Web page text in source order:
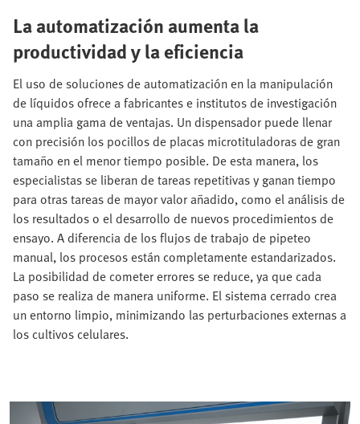
La automatización aumenta la
productividad y la eficiencia
El uso de soluciones de automatización en la manipulación
de líquidos ofrece a fabricantes e institutos de investigación
una amplia gama de ventajas. Un dispensador puede llenar
con precisión los pocillos de placas microtituladoras de gran
tamaño en el menor tiempo posible. De esta manera, los
especialistas se liberan de tareas repetitivas y ganan tiempo
para otras tareas de mayor valor añadido, como el análisis de
los resultados o el desarrollo de nuevos procedimientos de
ensayo. A diferencia de los flujos de trabajo de pipeteo
manual, los procesos están completamente estandarizados.
La posibilidad de cometer errores se reduce, ya que cada
paso se realiza de manera uniforme. El sistema cerrado crea
un entorno limpio, minimizando las perturbaciones externas a
los cultivos celulares.